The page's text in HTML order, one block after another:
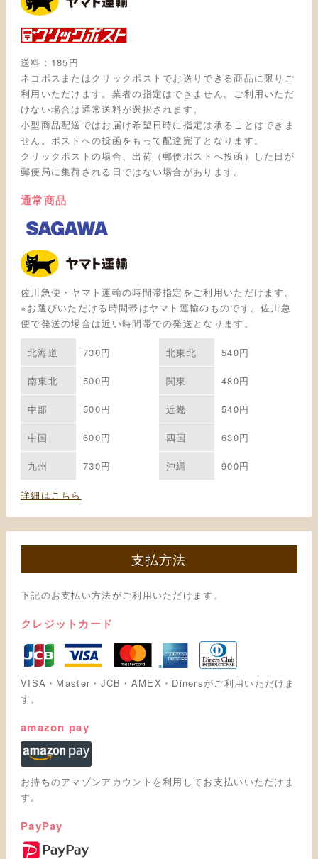
送料：185円
ネコポスまたはクリックポストでお送りできる商品に限りご
利用いただけます。業者の指定はできません。ご利用いただ
けない場合は通常送料が選択されます。
小型商品配送ではお届け希望日時に指定は承ることはできま
せん。ポストへの投函をもって配達完了となります。
クリックポストの場合、出荷（郵便ポストへ投函）した日が
郵便局に集荷される日ではない場合があります。
通常商品
佐川急便・ヤマト運輸の時間帯指定をご利用いただけます。
※お選びいただける時間帯はヤマト運輸のものです。佐川急
便で発送の場合は近い時間帯での発送となります。
北海道 730円 北東北 540円
南東北 500円 関東 480円
中部 500円 近畿 540円
中国 600円 四国 630円
九州 730円 沖縄 900円
詳細はこちら
支払方法
下記のお支払い方法がご利用いただけます。
クレジットカード
VISA・Master・JCB・AMEX・Dinersがご利用いただけま
す。
amazon pay
お持ちのアマゾンアカウントを利用してお支払いいただけま
す。
PayPay